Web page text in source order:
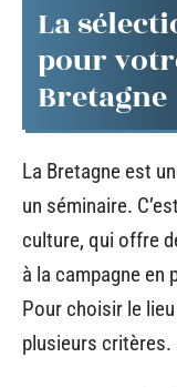
La
pour
Bretagne
La Bretagne est
un séminaire.
culture, qui offre
à la campagne
Pour choisir le
plusieurs critères.